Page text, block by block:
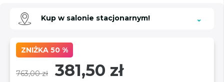
Kup w salonie stacjonarnym!
ZNIŻKA 50 %
763,00 zł 381,50 zł